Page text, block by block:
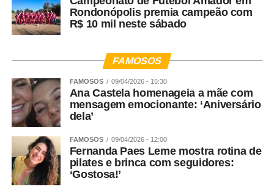
Rondonópolis premia campeão com
R$ 10 mil neste sábado
FAMOSOS
FAMOSOS 09/04/2026 - 15:30
Ana Castela homenageia a mãe com
mensagem emocionante: ‘Aniversário
dela’
FAMOSOS 09/04/2026 - 12:00
Fernanda Paes Leme mostra rotina de
pilates e brinca com seguidores:
‘Gostosa!’